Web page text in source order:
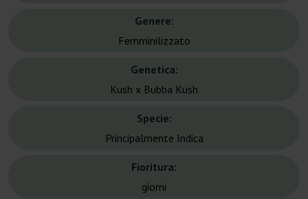
Genere:
Femminilizzato
Genetica:
Kush x Bubba Kush
Specie:
Principalmente Indica
Fioritura:
giorni